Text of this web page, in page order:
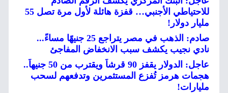
للاحتياطي الأجنبي… قفزة هائلة لأول مرة تصل 55
مليار دولار!
صادم: الذهب في مصر يتراجع 25 جنيهًا مساءً...
نادي نجيب يكشف سبب الانخفاض المفاجئ
عاجل: الدولار يقفز 90 قرشاً ويقترب من 50 جنيهاً..
هجمات هرمز تُفزع المستثمرين وتدفعهم لسحب
مليارات!